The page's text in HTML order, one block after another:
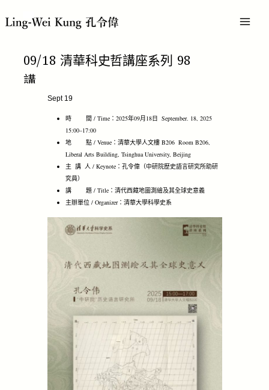
至
主
09/18 清華科史哲講座系列 98
講
Sept 19
時 間 / Time：2025年09月18日 September. 18, 2025
15:00–17:00
地 點 / Venue：清華大學人文樓 B206 Room B206,
Liberal Arts Building, Tsinghua University, Beijing
主 講 人 / Keynote：孔令偉（中研院歷史語言研究所助研
究員）
講 題 / Title：清代西藏地圖測繪及其全球史意義
主辦單位 / Organizer：清華大學科學史系